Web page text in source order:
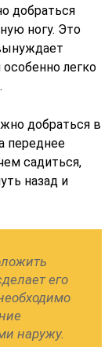
добраться
ногу. Это
легко
добраться в
переднее
садиться,
назад и
его
наружу.